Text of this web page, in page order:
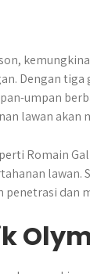
Dengan
umpan
lawan
Romain
lawan.
dan